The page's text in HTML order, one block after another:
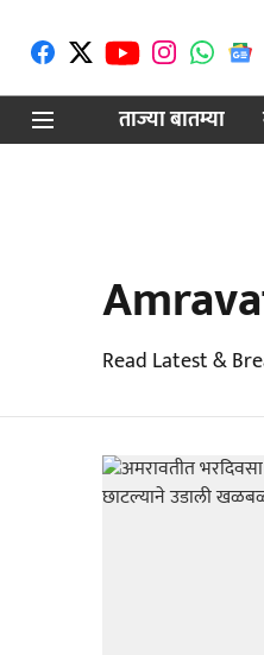
ताज्या बातम्या
Read Latest &